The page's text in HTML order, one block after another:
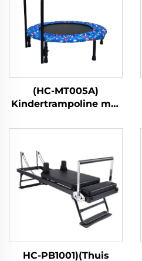
(HC-MT005A)
Kindertrampoline met
HC-PB1001)(Thuis